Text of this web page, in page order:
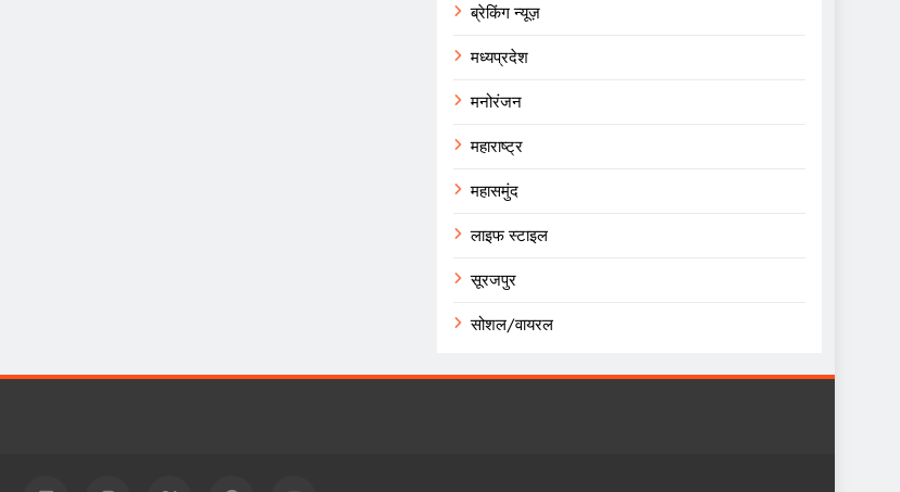
ब्रेकिंग न्यूज़
मध्यप्रदेश
मनोरंजन
महाराष्ट्र
महासमुंद
लाइफ स्टाइल
सूरजपुर
सोशल/वायरल